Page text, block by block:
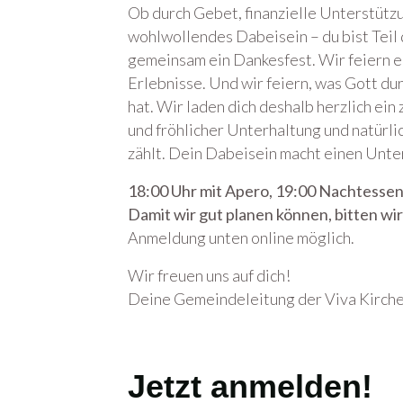
Ob durch Gebet, finanzielle
wohlwollendes Dabeisein – du bist
gemeinsam ein Dankesfest. Wir feiern
Erlebnisse. Und wir feiern, was Gott
hat. Wir laden dich deshalb herzlich
und fröhlicher Unterhaltung und
zählt. Dein Dabeisein macht einen
18:00 Uhr mit Apero, 19:00
Damit wir gut planen können, bitten
Anmeldung unten online möglich.
Wir freuen uns auf dich!
Deine Gemeindeleitung der Viva
Jetzt anmelden!